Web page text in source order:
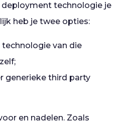
deployment technologie je
heb je twee opties:
technologie van die
generieke third party
en nadelen. Zoals